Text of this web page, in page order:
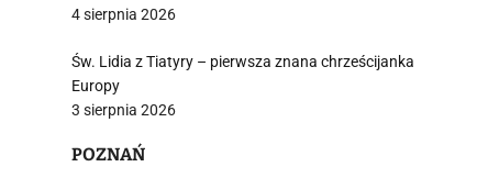
4 sierpnia 2026
Św. Lidia z Tiatyry – pierwsza znana chrześcijanka
Europy
3 sierpnia 2026
POZNAŃ